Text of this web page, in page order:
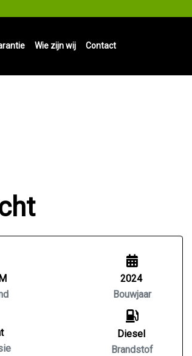
Wie zijn wij Contact
2024
Bouwjaar
Diesel
Brandstof